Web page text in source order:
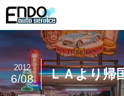
ＬＡより帰
2012
6/08